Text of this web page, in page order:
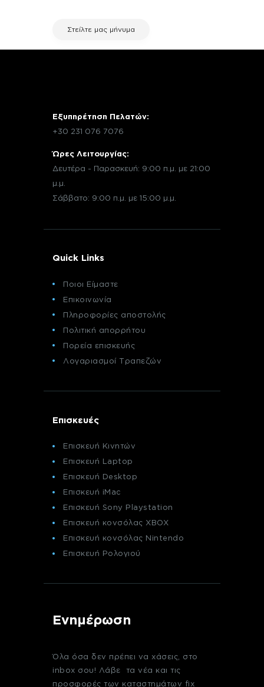
Στείλτε μας μήνυμα
Εξυπηρέτηση Πελατών:
+30 231 076 7076
Ώρες Λειτουργίας:
Δευτέρα - Παρασκευή: 9:00 π.μ. με 21:00
μ.μ.
Σάββατο: 9:00 π.μ. με 15:00 μ.μ.
Quick Links
Ποιοι Είμαστε
Επικοινωνία
Πληροφορίες αποστολής
Πολιτική απορρήτου
Πορεία επισκευής
Λογαριασμοί Τραπεζών
Επισκευές
Επισκευή Κινητών
Επισκευή Laptop
Επισκευή Desktop
Επισκευή iMac
Επισκευή Sony Playstation
Επισκευή κονσόλας XBOX
Επισκευή κονσόλας Nintendo
Επισκευή Ρολογιού
Ενημέρωση
Όλα όσα δεν πρέπει να χάσεις, στο
inbox σου! Λάβε τα νέα και τις
προσφορές των καταστημάτων fix